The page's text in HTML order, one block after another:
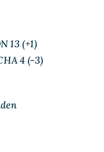
(+1)
4 (-3)